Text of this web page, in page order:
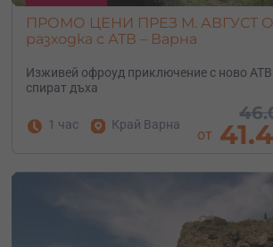
ПРОМО ЦЕНИ ПРЕЗ М. АВГУСТ
разходка с АТВ – Варна
Изживей офроуд приключение с ново АТВ
спират дъха
1 час Край Варна
от